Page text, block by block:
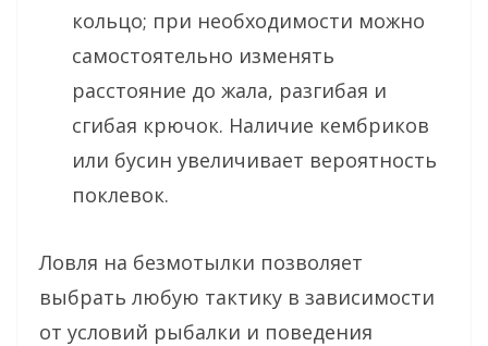
кольцо; при необходимости можно
самостоятельно изменять
расстояние до жала, разгибая и
сгибая крючок. Наличие кембриков
или бусин увеличивает вероятность
поклевок.
Ловля на безмотылки позволяет
выбрать любую тактику в зависимости
от условий рыбалки и поведения